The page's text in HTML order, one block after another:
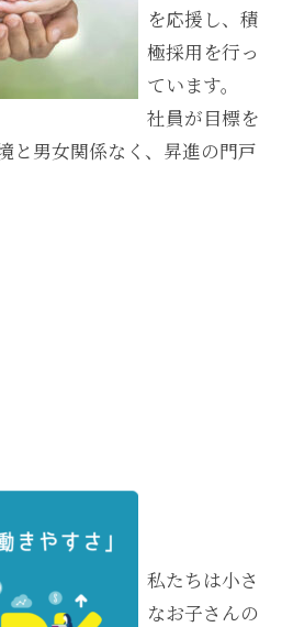
を応援し、積
極採用を行っ
ています。
社員が目標を
と男女関係なく、昇進の門戸
私たちは小さ
なお子さんの